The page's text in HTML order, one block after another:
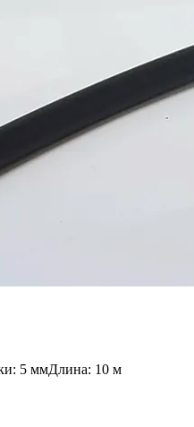
5 ммДлина: 10 м